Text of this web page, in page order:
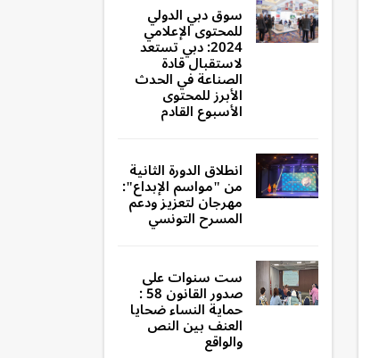
سوق دبي الدولي
للمحتوى الإعلامي
2024: دبي تستعد
لاستقبال قادة
الصناعة في الحدث
الأبرز للمحتوى
الأسبوع القادم
انطلاق الدورة الثانية
من "مواسم الإبداع":
مهرجان لتعزيز ودعم
المسرح التونسي
ست سنوات على
صدور القانون 58 :
حماية النساء ضحايا
العنف بين النص
والواقع